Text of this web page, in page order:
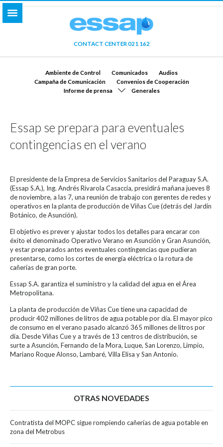
CONTACT CENTER 021 162
Ambiente de Control Comunicados
Audios
Campaña de Comunicación
Convenios de Cooperación
Informe de prensa
Generales
Essap se prepara para eventuales
contingencias en el verano
El presidente de la Empresa de Servicios Sanitarios del Paraguay S.A.
(Essap S.A.), Ing. Andrés Rivarola Casaccia, presidirá mañana jueves 8
de noviembre, a las 7, una reunión de trabajo con gerentes de redes y
operativos en la planta de producción de Viñas Cue (detrás del Jardín
Botánico, de Asunción).
El objetivo es prever y ajustar todos los detalles para encarar con
éxito el denominado Operativo Verano en Asunción y Gran Asunción,
y estar preparados antes eventuales contingencias que pudieran
presentarse, como los cortes de energía eléctrica o la rotura de
cañerías de gran porte.
Essap S.A. garantiza el suministro y la calidad del agua en el Área
Metropolitana.
La planta de producción de Viñas Cue tiene una capacidad de
producir 402 millones de litros de agua potable por día. El mayor pico
de consumo en el verano pasado alcanzó 365 millones de litros por
día. Desde Viñas Cue y a través de 13 centros de distribución, se
surte a Asunción, Fernando de la Mora, Luque, San Lorenzo, Limpio,
Mariano Roque Alonso, Lambaré, Villa Elisa y San Antonio.
OTRAS NOVEDADES
Contratista del MOPC sigue rompiendo cañerías de agua potable en
zona del Metrobus